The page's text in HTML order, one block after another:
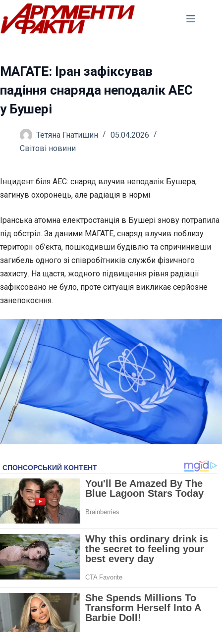
Перейти
до
вмісту
МАГАТЕ: Іран зафіксував
падіння снаряда неподалік АЕС
у Бушері
Тетяна Гнатишин
05.04.2026
Світові новини
Інцидент біля АЕС: снаряд влучив неподалік Бушера,
загинув охоронець, але радіація в нормі
Іранська атомна електростанція в Бушері знову потрапила
під обстріл. За даними МАГАТЕ, снаряд влучив поблизу
території об’єкта, пошкодивши будівлю та спричинивши
загибель одного зі співробітників служби фізичного
захисту. На щастя, жодного підвищення рівня радіації
зафіксовано не було, проте ситуація викликає серйозне
занепокоєння.